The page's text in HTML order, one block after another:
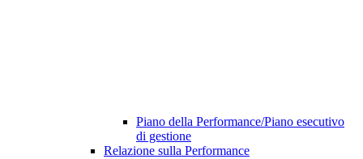
Piano della Performance/Piano esecutivo
di gestione
Relazione sulla Performance